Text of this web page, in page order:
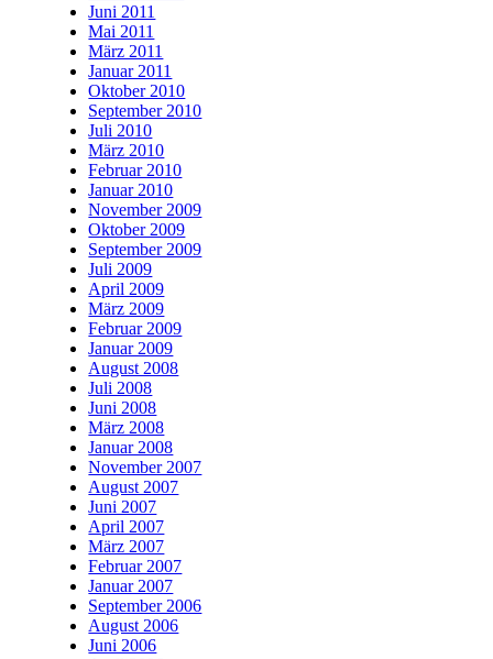
Juni 2011
Mai 2011
März 2011
Januar 2011
Oktober 2010
September 2010
Juli 2010
März 2010
Februar 2010
Januar 2010
November 2009
Oktober 2009
September 2009
Juli 2009
April 2009
März 2009
Februar 2009
Januar 2009
August 2008
Juli 2008
Juni 2008
März 2008
Januar 2008
November 2007
August 2007
Juni 2007
April 2007
März 2007
Februar 2007
Januar 2007
September 2006
August 2006
Juni 2006